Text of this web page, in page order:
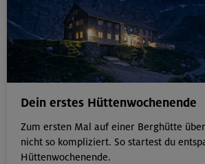
Dein erstes Hüttenwochenende
Zum ersten Mal auf einer Berghütte
nicht so kompliziert. So startest du
Hüttenwochenende.